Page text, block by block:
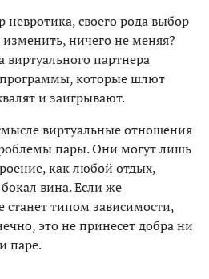
своего рода выбор
ничего не меняя?
виртуального партнера
которые шлют
и заигрывают.
виртуальные отношения
пары. Они могут лишь
как любой отдых,
вина. Если же
станет типом зависимости,
это не принесет добра ни
паре.